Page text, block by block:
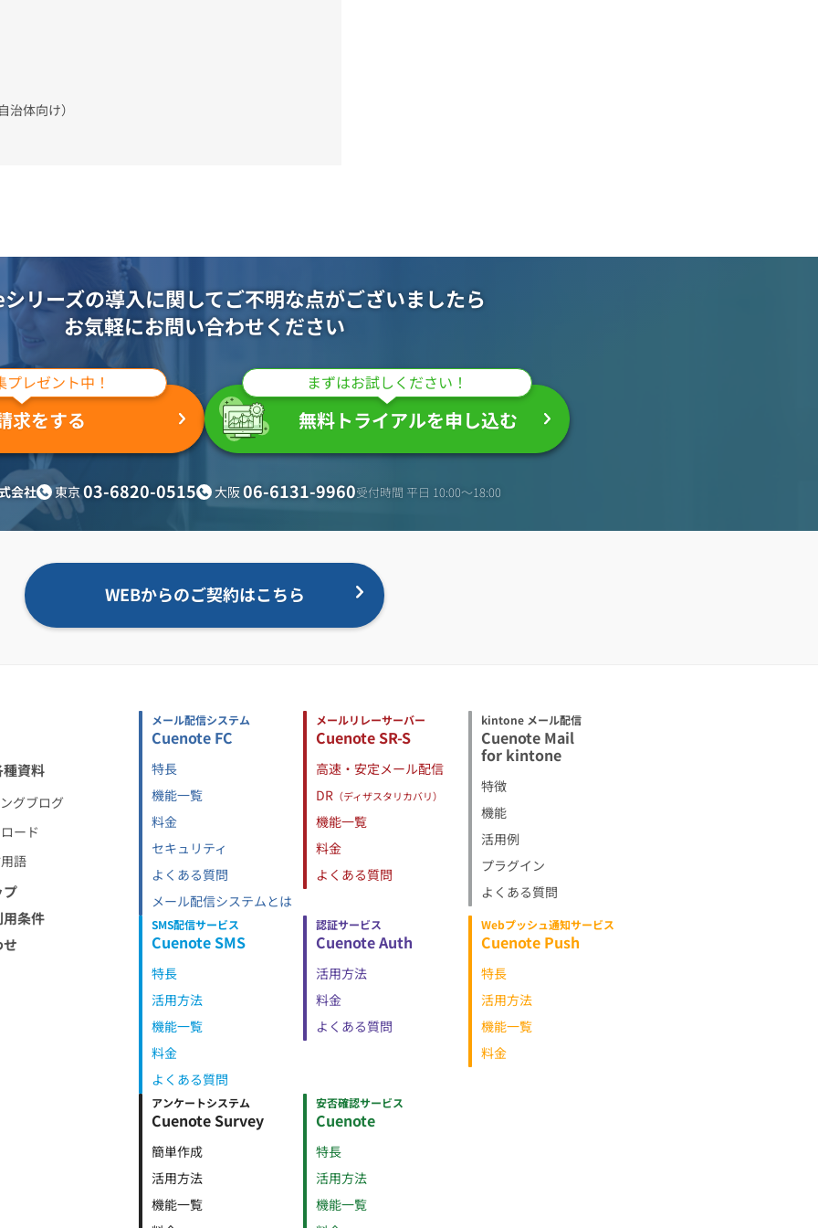
体向け）
リーズの導入に関してご不明な点がございましたら
お気軽にお問い合わせください
レゼント中！
求をする
まずはお試しください！
無料トライアルを申し込む
会社 東京03-6820-0515 大阪06-6131-9960受付時間 平日 10:00〜18:00
WEBからのご契約はこちら
資料
グブログ
ード
語
プ
条件
メール配信システム
Cuenote FC
特長
機能一覧
料金
セキュリティ
よくある質問
メール配信システムとは
メールリレーサーバー
Cuenote SR-S
高速・安定メール配信
DR （ディザスタリカバリ）
機能一覧
料金
よくある質問
kintone メール配信
Cuenote Mail
for kintone
特徴
機能
活用例
プラグイン
よくある質問
SMS配信サービス
Cuenote SMS
特長
活用方法
機能一覧
料金
よくある質問
認証サービス
Cuenote Auth
活用方法
料金
よくある質問
Webプッシュ通知サービス
Cuenote Push
特長
活用方法
機能一覧
料金
アンケートシステム
Cuenote Survey
簡単作成
活用方法
機能一覧
安否確認サービス
Cuenote
特長
活用方法
機能一覧